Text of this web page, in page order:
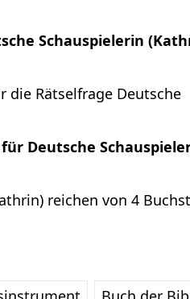
Schauspielerin
die Rätselfrage Deutsche
Deutsche
reichen von 4